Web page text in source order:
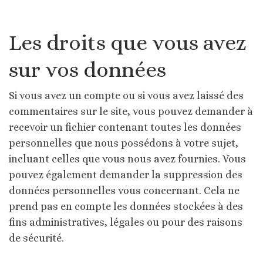
Les droits que vous avez
sur vos données
Si vous avez un compte ou si vous avez laissé des
commentaires sur le site, vous pouvez demander à
recevoir un fichier contenant toutes les données
personnelles que nous possédons à votre sujet,
incluant celles que vous nous avez fournies. Vous
pouvez également demander la suppression des
données personnelles vous concernant. Cela ne
prend pas en compte les données stockées à des
fins administratives, légales ou pour des raisons
de sécurité.